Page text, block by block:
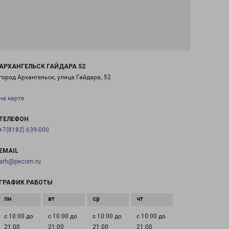
ГАЙДАРА 52
город Архангельск, улица Гайдара, 52
на карте
639-000
EMAIL
arh@pecom.ru
ГРАФИК РАБОТЫ
с 10:00 до
21:00
с 10:00 до
21:00
с 10:00 до
21:00
с 10:00 до
21:00